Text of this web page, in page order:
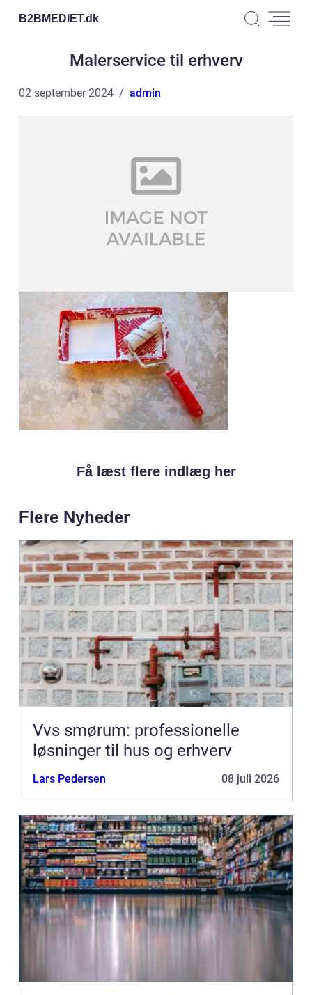
B2BMEDIET.dk
Malerservice til erhverv
02 september 2024 admin
Få læst flere indlæg her
Flere Nyheder
Vvs smørum: professionelle
løsninger til hus og erhverv
Lars Pedersen 08 juli 2026